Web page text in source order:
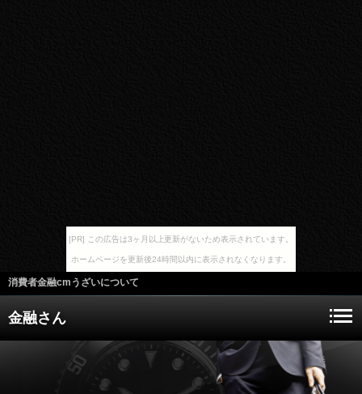
[PR] この広告は3ヶ月以上更新がないため表示されています。
ホームページを更新後24時間以内に表示されなくなります。
消費者金融cmうざいについて
金融さん